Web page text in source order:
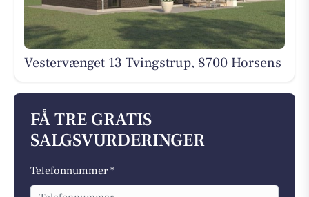
Vestervænget 13 Tvingstrup, 8700 Horsens
FÅ TRE GRATIS
SALGSVURDERINGER
Telefonnummer *